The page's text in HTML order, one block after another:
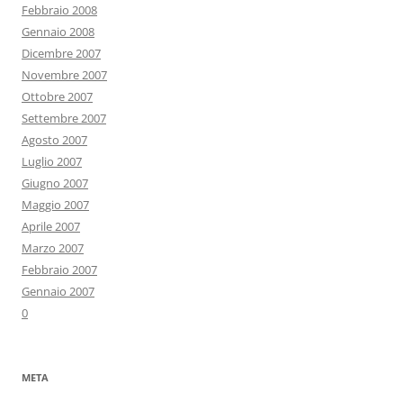
Febbraio 2008
Gennaio 2008
Dicembre 2007
Novembre 2007
Ottobre 2007
Settembre 2007
Agosto 2007
Luglio 2007
Giugno 2007
Maggio 2007
Aprile 2007
Marzo 2007
Febbraio 2007
Gennaio 2007
0
META